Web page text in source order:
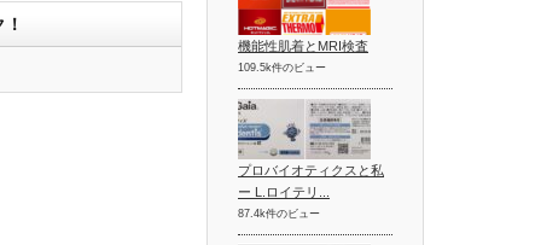
機能性肌着とMRI検査
109.5k件のビュー
プロバイオティクスと私
ー L.ロイテリ...
87.4k件のビュー